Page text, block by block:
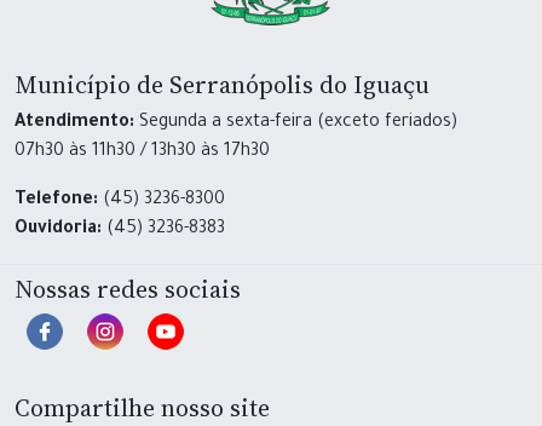
Município de Serranópolis do Iguaçu
Atendimento: Segunda a sexta-feira (exceto feriados)
07h30 às 11h30 / 13h30 às 17h30
Telefone: (45) 3236-8300
Ouvidoria: (45) 3236-8383
Nossas redes sociais
Compartilhe nosso site